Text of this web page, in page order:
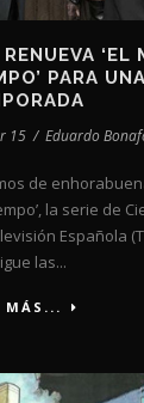
‘EL
PARA
15 / Eduardo
de
la serie de
Española
las...
MÁS...